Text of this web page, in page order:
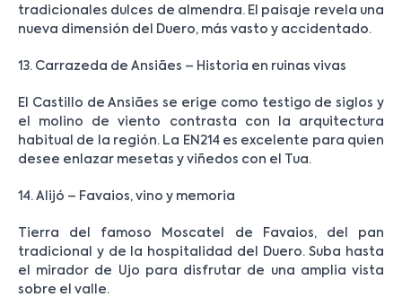
tradicionales dulces de almendra. El paisaje revela una
nueva dimensión del Duero, más vasto y accidentado.
13. Carrazeda de Ansiães – Historia en ruinas vivas
El Castillo de Ansiães se erige como testigo de siglos y
el molino de viento contrasta con la arquitectura
habitual de la región. La EN214 es excelente para quien
desee enlazar mesetas y viñedos con el Tua.
14. Alijó – Favaios, vino y memoria
Tierra del famoso Moscatel de Favaios, del pan
tradicional y de la hospitalidad del Duero. Suba hasta
el mirador de Ujo para disfrutar de una amplia vista
sobre el valle.